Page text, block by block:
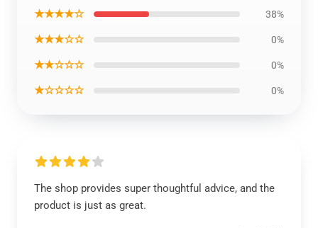
★★★★☆ 38%
★★★☆☆ 0%
★★☆☆☆ 0%
★☆☆☆☆ 0%
The shop provides super thoughtful advice, and the
product is just as great.